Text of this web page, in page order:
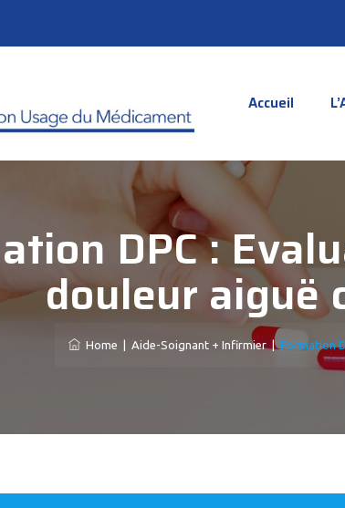
Accueil
DPC :
douleur aiguë
Home Aide-Soignant + Infirmier|Formation